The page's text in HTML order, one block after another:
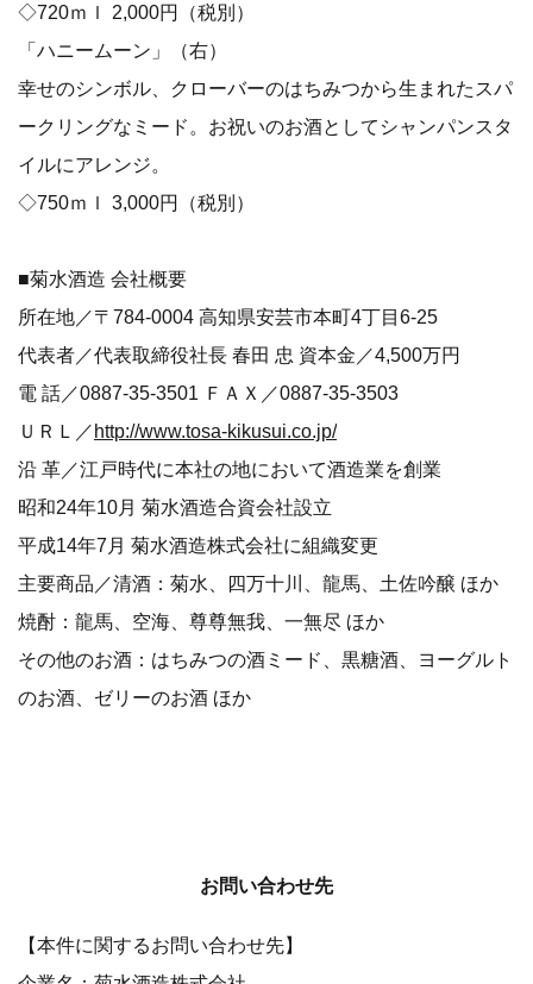
◇720ｍｌ 2,000円（税別）
「ハニームーン」（右）
幸せのシンボル、クローバーのはちみつから生まれたスパ
ークリングなミード。お祝いのお酒としてシャンパンスタ
イルにアレンジ。
◇750ｍｌ 3,000円（税別）
■菊水酒造 会社概要
所在地／〒784-0004 高知県安芸市本町4丁目6-25
代表者／代表取締役社長 春田 忠 資本金／4,500万円
電 話／0887-35-3501 ＦＡＸ／0887-35-3503
ＵＲＬ／http://www.tosa-kikusui.co.jp/
沿 革／江戸時代に本社の地において酒造業を創業
昭和24年10月 菊水酒造合資会社設立
平成14年7月 菊水酒造株式会社に組織変更
主要商品／清酒：菊水、四万十川、龍馬、土佐吟醸 ほか
焼酎：龍馬、空海、尊尊無我、一無尽 ほか
その他のお酒：はちみつの酒ミード、黒糖酒、ヨーグルト
のお酒、ゼリーのお酒 ほか
お問い合わせ先
【本件に関するお問い合わせ先】